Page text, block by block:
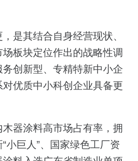
是其结合自身经营现状、
板块定位作出的战略性调
创新型、专精特新中小企
优质中小科创企业具备更
器涂料高市场占有率，拥
小巨人”、国家绿色工厂资